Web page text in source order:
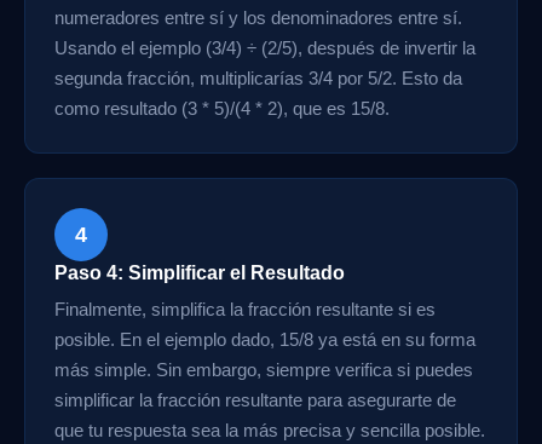
numeradores entre sí y los denominadores entre sí.
Usando el ejemplo (3/4) ÷ (2/5), después de invertir la
segunda fracción, multiplicarías 3/4 por 5/2. Esto da
como resultado (3 * 5)/(4 * 2), que es 15/8.
4
Paso 4: Simplificar el Resultado
Finalmente, simplifica la fracción resultante si es
posible. En el ejemplo dado, 15/8 ya está en su forma
más simple. Sin embargo, siempre verifica si puedes
simplificar la fracción resultante para asegurarte de
que tu respuesta sea la más precisa y sencilla posible.